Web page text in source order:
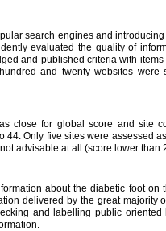
search engines and introducing
evaluated the quality of
and published criteria with
and twenty websites
close for global score and site
44. Only five sites were assessed
advisable at all (score lower than
about the diabetic foot on
delivered by the great majority
and labelling public